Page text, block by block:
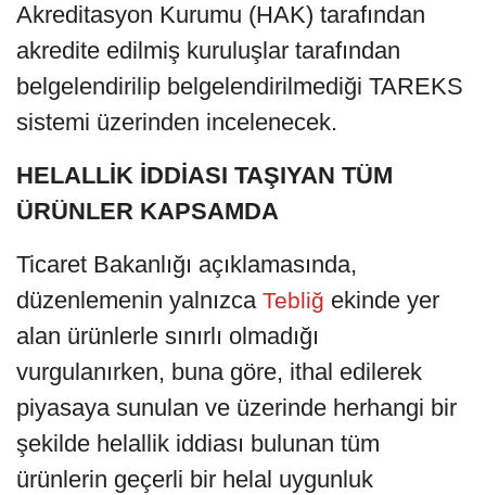
Akreditasyon Kurumu (HAK) tarafından
akredite edilmiş kuruluşlar tarafından
belgelendirilip belgelendirilmediği TAREKS
sistemi üzerinden incelenecek.
HELALLİK İDDİASI TAŞIYAN TÜM
ÜRÜNLER KAPSAMDA
Ticaret Bakanlığı açıklamasında,
düzenlemenin yalnızca Tebliğ ekinde yer
alan ürünlerle sınırlı olmadığı
vurgulanırken, buna göre, ithal edilerek
piyasaya sunulan ve üzerinde herhangi bir
şekilde helallik iddiası bulunan tüm
ürünlerin geçerli bir helal uygunluk